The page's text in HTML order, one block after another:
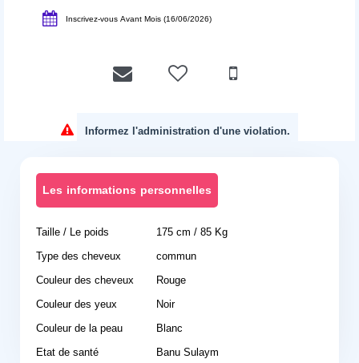
Inscrivez-vous Avant Mois (16/06/2026)
Informez l'administration d'une violation.
Les informations personnelles
Taille / Le poids
175 cm / 85 Kg
Type des cheveux
commun
Couleur des cheveux
Rouge
Couleur des yeux
Noir
Couleur de la peau
Blanc
Etat de santé
Banu Sulaym